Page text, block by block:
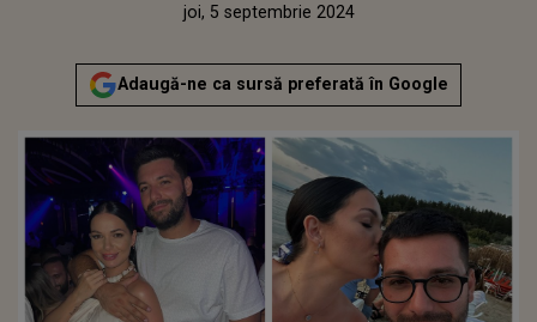
marți, 5 septembrie 2023Actualizat:
joi, 5 septembrie 2024
Adaugă-ne ca sursă preferată în Google